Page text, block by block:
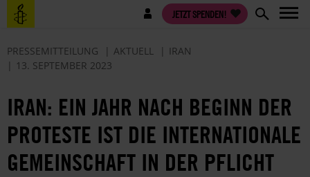
Direkt
zum
Benutzermenü JETZT SPENDEN!
PRESSEMITTEILUNG AKTUELL
IRAN
13. SEPTEMBER 2023
IRAN: EIN JAHR NACH BEGINN DER
PROTESTE IST DIE INTERNATIONALE
GEMEINSCHAFT IN DER PFLICHT